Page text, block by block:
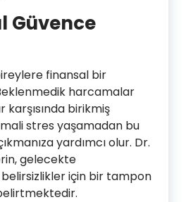
Güvence
finansal bir
harcamalar
birikmiş
mali stres yaşamadan bu
yardımcı olur. Dr.
gelecekte
belirsizlikler için bir tampon